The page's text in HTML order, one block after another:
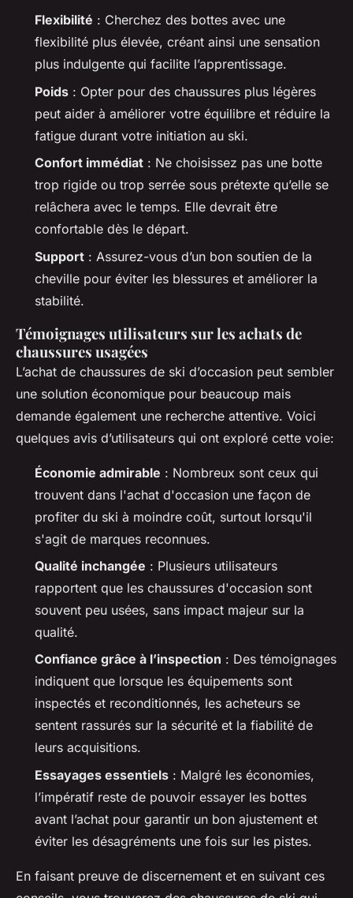
Flexibilité : Cherchez des bottes avec une
flexibilité plus élevée, créant ainsi une sensation
plus indulgente qui facilite l’apprentissage.
Poids : Opter pour des chaussures plus légères
peut aider à améliorer votre équilibre et réduire la
fatigue durant votre initiation au ski.
Confort immédiat : Ne choisissez pas une botte
trop rigide ou trop serrée sous prétexte qu’elle se
relâchera avec le temps. Elle devrait être
confortable dès le départ.
Support : Assurez-vous d’un bon soutien de la
cheville pour éviter les blessures et améliorer la
stabilité.
Témoignages utilisateurs sur les achats de
chaussures usagées
L’achat de chaussures de ski d’occasion peut sembler
une solution économique pour beaucoup mais
demande également une recherche attentive. Voici
quelques avis d’utilisateurs qui ont exploré cette voie:
Économie admirable : Nombreux sont ceux qui
trouvent dans l'achat d'occasion une façon de
profiter du ski à moindre coût, surtout lorsqu'il
s'agit de marques reconnues.
Qualité inchangée : Plusieurs utilisateurs
rapportent que les chaussures d'occasion sont
souvent peu usées, sans impact majeur sur la
qualité.
Confiance grâce à l’inspection : Des témoignages
indiquent que lorsque les équipements sont
inspectés et reconditionnés, les acheteurs se
sentent rassurés sur la sécurité et la fiabilité de
leurs acquisitions.
Essayages essentiels : Malgré les économies,
l’impératif reste de pouvoir essayer les bottes
avant l’achat pour garantir un bon ajustement et
éviter les désagréments une fois sur les pistes.
En faisant preuve de discernement et en suivant ces